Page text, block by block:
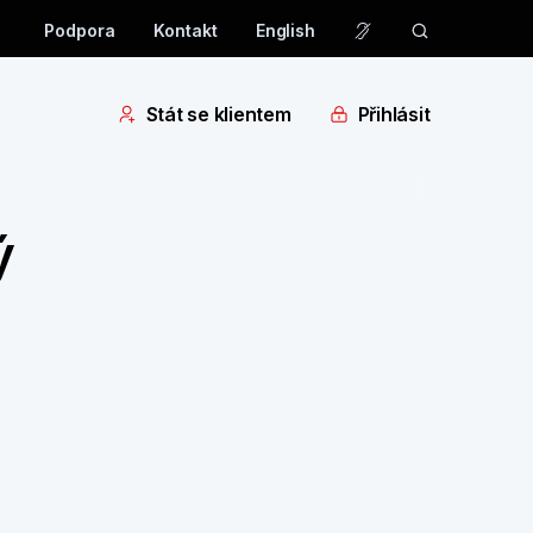
Podpora Kontakt English
Stát se klientem Přihlásit